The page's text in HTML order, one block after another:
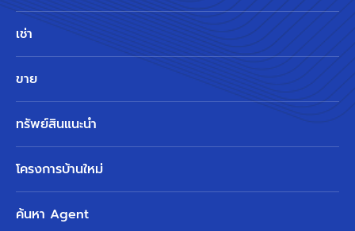
เช่า
ขาย
ทรัพย์สินแนะนำ
โครงการบ้านใหม่
ค้นหา Agent